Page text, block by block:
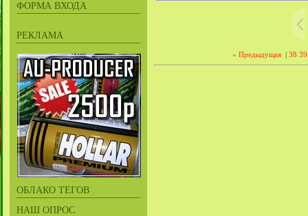
ФОРМА ВХОДА
РЕКЛАМА
ОБЛАКО ТЕГОВ
НАШ ОПРОС
« Предыдущая | 38 39